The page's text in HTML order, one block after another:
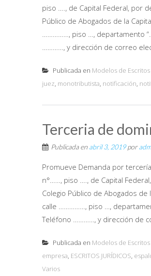
piso …., de Capital Federal, por
Público de Abogados de la
……………, piso …, departamento
…………, y dirección de correo
Publicada en Modelos de Escritos
juez, monotributista, notificación,
Terceria de
Publicada en abril 3, 2019por
Promueve Demanda por
n°……, piso …., de Capital
Colegio Público de Abogados
calle ……………, piso …,
Teléfono …………, y dirección de
Publicada en Modelos de Escritos
empresa, ESCRITOS JURÍDICOS,
Varios